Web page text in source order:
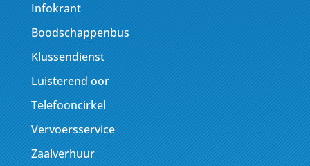
Infokrant
Boodschappenbus
Klussendienst
Luisterend oor
Telefooncirkel
Vervoersservice
Zaalverhuur